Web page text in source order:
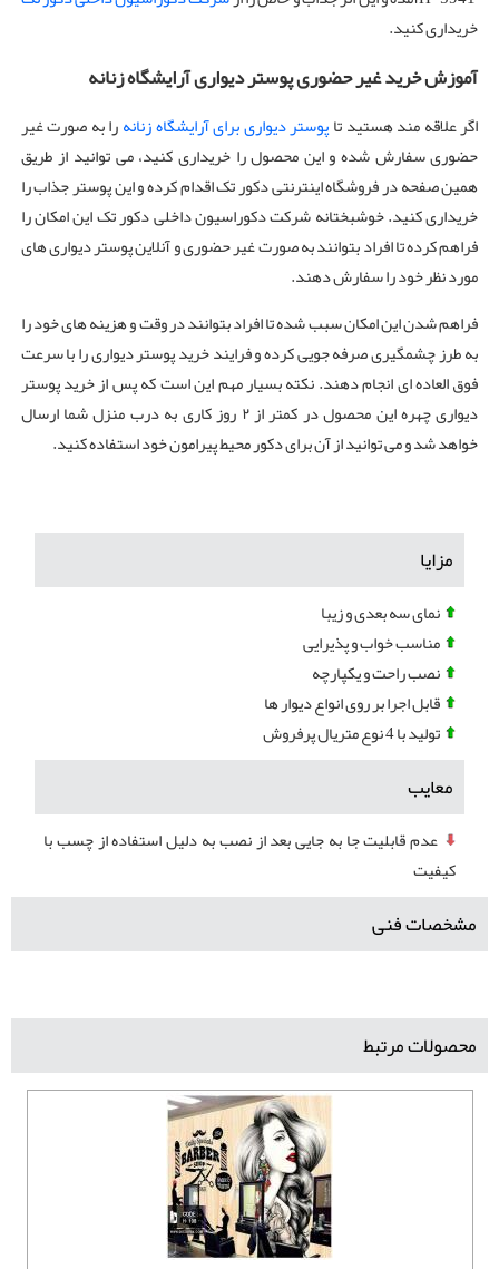
خریداری کنید.
آموزش خرید غیر حضوری پوستر دیواری آرایشگاه زنانه
اگر علاقه مند هستید تاپوستر دیواری برای آرایشگاه زنانهرا به صورت غیر
حضوری سفارش شده و این محصول را خریداری کنید، می توانید از طریق
همین صفحه در فروشگاه اینترنتی دکور تک اقدام کرده و این پوستر جذاب را
خریداری کنید. خوشبختانه شرکت دکوراسیون داخلی دکور تک این امکان را
فراهم کرده تا افراد بتوانند به صورت غیر حضوری و آنلاین پوستر دیواری های
مورد نظر خود را سفارش دهند.
فراهم شدن این امکان سبب شده تا افراد بتوانند در وقت و هزینه های خود را
به طرز چشمگیری صرفه‌ جویی کرده و فرایند خرید پوستر دیواری را با سرعت
فوق العاده ای انجام دهند. نکته بسیار مهم این است که پس از خرید پوستر
دیواری چهره این محصول در کمتر از ۲ روز کاری به درب منزل شما ارسال
خواهد شد و می توانید از آن برای دکور محیط پیرامون خود استفاده کنید.
مزایا
نمای سه بعدی و زیبا
مناسب خواب و پذیرایی
نصب راحت و یکپارچه
قابل اجرا بر روی انواع دیوار ها
تولید با 4 نوع متریال پرفروش
معایب
عدم قابلیت جا به جایی بعد از نصب به دلیل استفاده از چسب با
کیفیت
مشخصات فنی
محصولات مرتبط